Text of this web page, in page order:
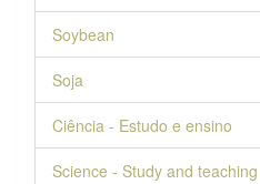
Soybean
Soja
Ciência - Estudo e ensino
Science - Study and teaching